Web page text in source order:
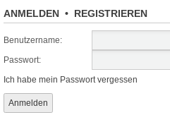
ANMELDEN • REGISTRIEREN
Benutzername:
Passwort:
Ich habe mein Passwort vergessen